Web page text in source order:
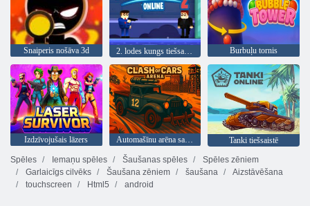
Snaiperis nošāva 3d 2. lodes kungs tiešsaistē Burbuļu tornis
Izdzīvojušais lāzers Automašīnu arēna sadursme
Tanki tiešsaistē
Spēles
Iemaņu spēles Šaušanas spēles
Spēles zēniem
Garlaicīgs cilvēks
Šaušana zēniem šaušana
Aizstāvēšana
touchscreen
Html5 android